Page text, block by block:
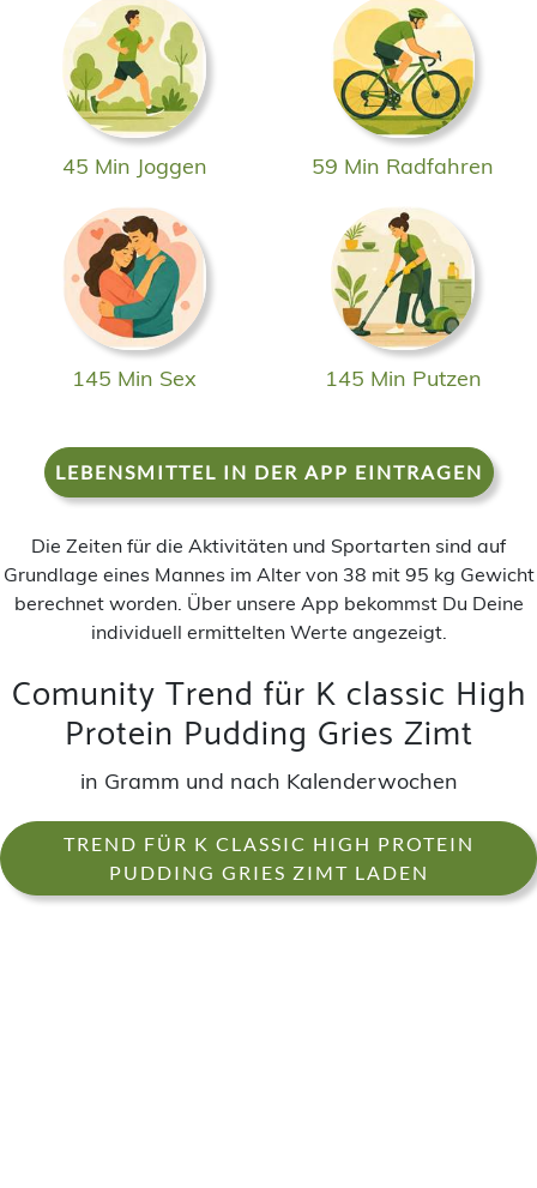
45 Min Joggen 59 Min Radfahren
145 Min Sex 145 Min Putzen
LEBENSMITTEL IN DER APP EINTRAGEN
Die Zeiten für die Aktivitäten und Sportarten sind auf
Grundlage eines Mannes im Alter von 38 mit 95 kg Gewicht
berechnet worden. Über unsere App bekommst Du Deine
individuell ermittelten Werte angezeigt.
Comunity Trend für K classic High
Protein Pudding Gries Zimt
in Gramm und nach Kalenderwochen
TREND FÜR K CLASSIC HIGH PROTEIN
PUDDING GRIES ZIMT LADEN